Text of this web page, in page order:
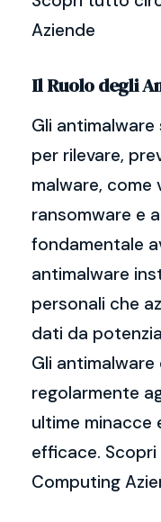
Aziende
Il Ruolo degli
Gli
per rilevare,
malware, come
ransomware e
fondamentale
antimalware
personali che
dati da
Gli
regolarmente
ultime minacce
efficace.
Computing